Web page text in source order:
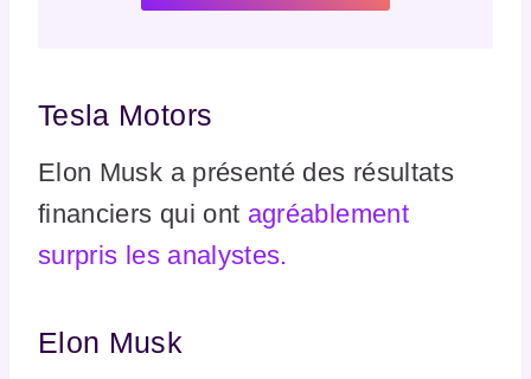
Tesla Motors
Elon Musk a présenté des résultats
financiers qui ont agréablement
surpris les analystes.
Elon Musk